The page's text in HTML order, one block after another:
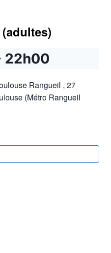
22h00
Rangueil , 27
(Métro Rangueil